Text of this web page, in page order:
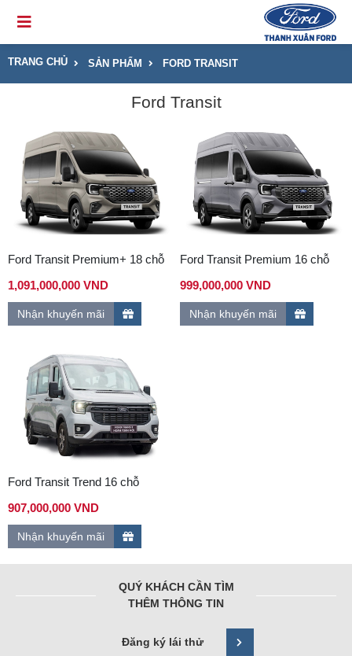
TRANG CHỦ SẢN PHẨM FORD TRANSIT
Ford Transit
Ford Transit Premium+ 18 chỗ
1,091,000,000 VND
Nhận khuyến mãi
Ford Transit Premium 16 chỗ
999,000,000 VND
Nhận khuyến mãi
Ford Transit Trend 16 chỗ
907,000,000 VND
Nhận khuyến mãi
QUÝ KHÁCH CẦN TÌM
THÊM THÔNG TIN
Đăng ký lái thử